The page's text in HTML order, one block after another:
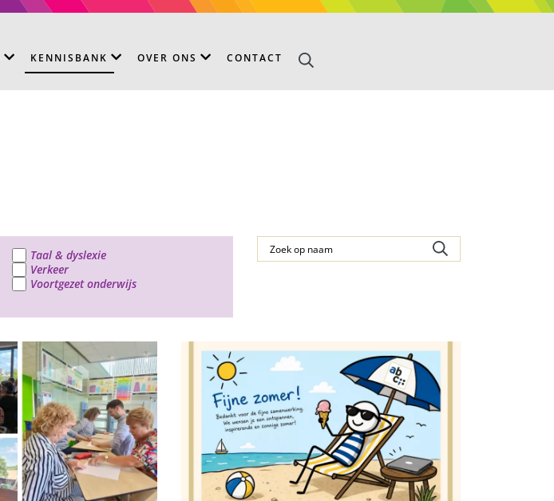
KENNISBANK OVER ONS CONTACT
Taal & dyslexie
Verkeer
Voortgezet onderwijs